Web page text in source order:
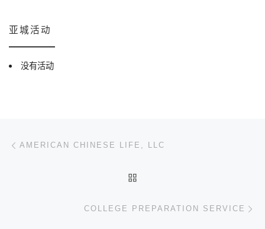
亚城活动
没有活动
文章导航
AMERICAN CHINESE LIFE, LLC
COLLEGE PREPARATION SERVICE